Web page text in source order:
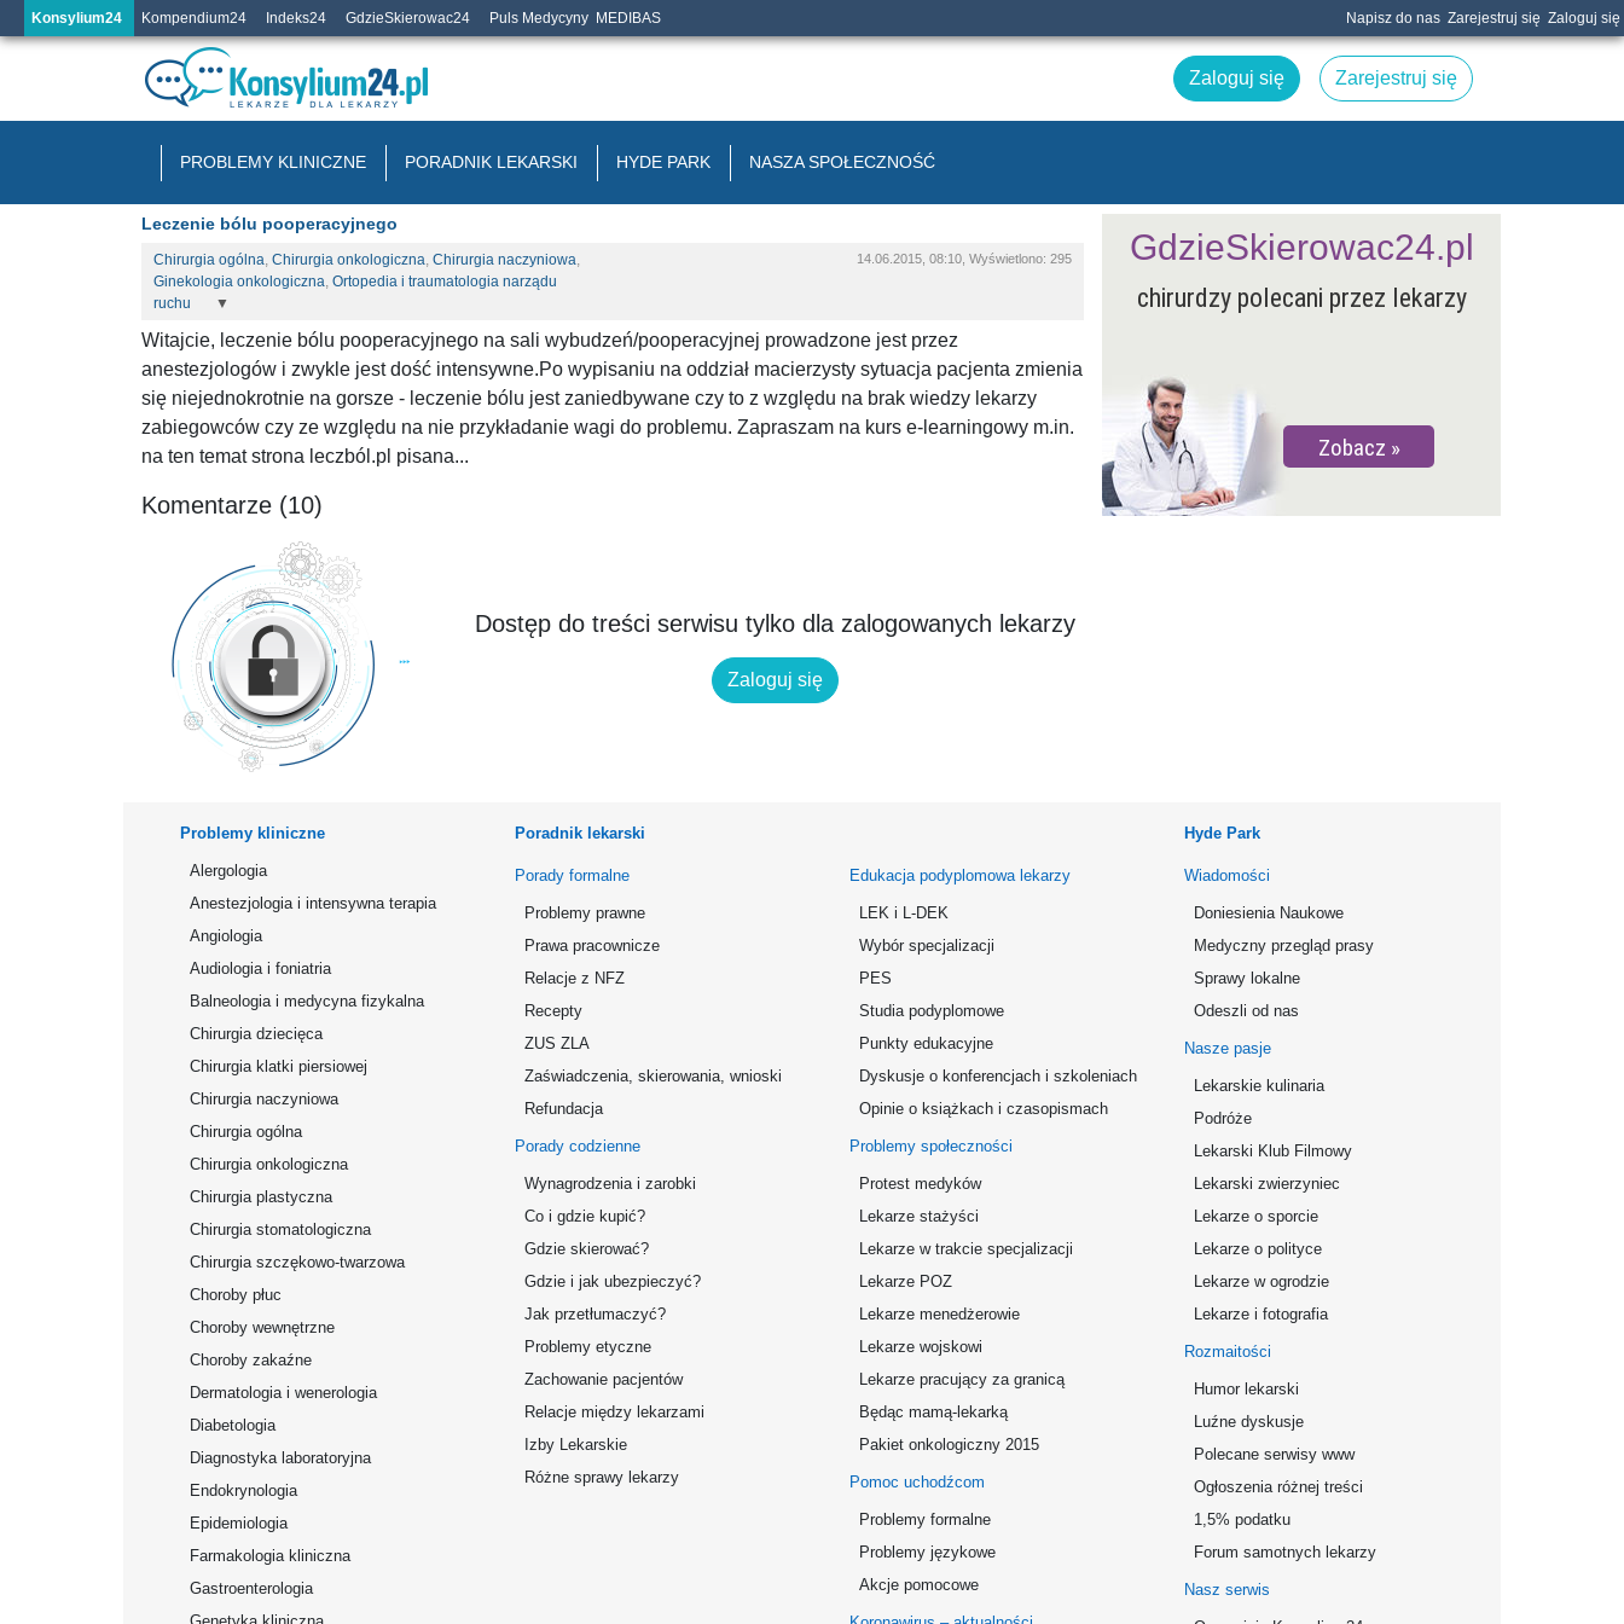
Konsylium24 Kompendium24 Indeks24 GdzieSkierowac24 Puls Medycyny MEDIBAS Napisz do nas Zarejestruj się Zaloguj się
Zaloguj się Zarejestruj się
PROBLEMY KLINICZNE PORADNIK LEKARSKI HYDE PARK NASZA SPOŁECZNOŚĆ
Leczenie bólu pooperacyjnego
Chirurgia ogólna, Chirurgia onkologiczna, Chirurgia naczyniowa,
Ginekologia onkologiczna, Ortopedia i traumatologia narządu
ruchu
▼
14.06.2015, 08:10, Wyświetlono: 295
Witajcie, leczenie bólu pooperacyjnego na sali wybudzeń/pooperacyjnej prowadzone jest przez
anestezjologów i zwykle jest dość intensywne.Po wypisaniu na oddział macierzysty sytuacja pacjenta zmienia
się niejednokrotnie na gorsze - leczenie bólu jest zaniedbywane czy to z względu na brak wiedzy lekarzy
zabiegowców czy ze względu na nie przykładanie wagi do problemu. Zapraszam na kurs e-learningowy m.in.
na ten temat strona leczból.pl pisana...
Komentarze (10)
Dostęp do treści serwisu tylko dla zalogowanych lekarzy
Zaloguj się
chirurdzy polecani przez lekarzy
Zobacz
GdzieSkierowac24.pl
Problemy kliniczne
Alergologia
Anestezjologia i intensywna terapia
Angiologia
Audiologia i foniatria
Balneologia i medycyna fizykalna
Chirurgia dziecięca
Chirurgia klatki piersiowej
Chirurgia naczyniowa
Chirurgia ogólna
Chirurgia onkologiczna
Chirurgia plastyczna
Chirurgia stomatologiczna
Chirurgia szczękowo-twarzowa
Choroby płuc
Choroby wewnętrzne
Choroby zakaźne
Dermatologia i wenerologia
Diabetologia
Diagnostyka laboratoryjna
Endokrynologia
Epidemiologia
Farmakologia kliniczna
Gastroenterologia
Poradnik lekarski
Porady formalne
Problemy prawne
Prawa pracownicze
Relacje z NFZ
Recepty
ZUS ZLA
Zaświadczenia, skierowania, wnioski
Refundacja
Porady codzienne
Wynagrodzenia i zarobki
Co i gdzie kupić?
Gdzie skierować?
Gdzie i jak ubezpieczyć?
Jak przetłumaczyć?
Problemy etyczne
Zachowanie pacjentów
Relacje między lekarzami
Izby Lekarskie
Różne sprawy lekarzy
Edukacja podyplomowa lekarzy
LEK i L-DEK
Wybór specjalizacji
PES
Studia podyplomowe
Punkty edukacyjne
Dyskusje o konferencjach i szkoleniach
Opinie o książkach i czasopismach
Problemy społeczności
Protest medyków
Lekarze stażyści
Lekarze w trakcie specjalizacji
Lekarze POZ
Lekarze menedżerowie
Lekarze wojskowi
Lekarze pracujący za granicą
Będąc mamą-lekarką
Pakiet onkologiczny 2015
Pomoc uchodźcom
Problemy formalne
Problemy językowe
Akcje pomocowe
Hyde Park
Wiadomości
Doniesienia Naukowe
Medyczny przegląd prasy
Sprawy lokalne
Odeszli od nas
Nasze pasje
Lekarskie kulinaria
Podróże
Lekarski Klub Filmowy
Lekarski zwierzyniec
Lekarze o sporcie
Lekarze o polityce
Lekarze w ogrodzie
Lekarze i fotografia
Rozmaitości
Humor lekarski
Luźne dyskusje
Polecane serwisy www
Ogłoszenia różnej treści
1,5% podatku
Forum samotnych lekarzy
Nasz serwis